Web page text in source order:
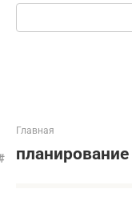
Поиск:
Главная
планирование